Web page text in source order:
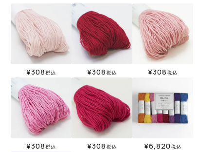
¥308税込 ¥308税込 ¥308税込
¥308税込 ¥308税込 ¥6,820税込